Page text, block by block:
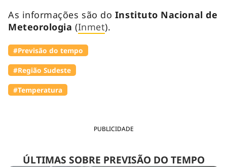
PUBLICIDADE
ÚLTIMAS SOBRE PREVISÃO DO TEMPO
As informações são do Instituto Nacional de
Meteorologia (Inmet).
#Previsão do tempo
#Região Sudeste
#Temperatura